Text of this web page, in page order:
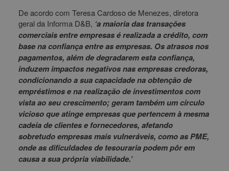
De acordo com Teresa Cardoso de Menezes, diretora
geral da Informa D&B, ‘a maioria das transações
comerciais entre empresas é realizada a crédito, com
base na confiança entre as empresas. Os atrasos nos
pagamentos, além de degradarem esta confiança,
induzem impactos negativos nas empresas credoras,
condicionando a sua capacidade na obtenção de
empréstimos e na realização de investimentos com
vista ao seu crescimento; geram também um círculo
vicioso que atinge empresas que pertencem à mesma
cadeia de clientes e fornecedores, afetando
sobretudo empresas mais vulneráveis, como as PME,
onde as dificuldades de tesouraria podem pôr em
causa a sua própria viabilidade.’